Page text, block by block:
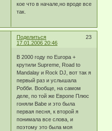
кое что в начале,но вроде все
так.
Поделиться
23
17.01.2006 20:46
В 2000 году по Europa +
крутили Supreme, Road to
Mandalay и Rock DJ, вот так я
первый раз и услышала
Робби. Вообще, на самом
деле, по той же Европе Плюс
гоняли Babe и это была
первая песня, к второй я
понимала все слова, и
поэтому это была моя